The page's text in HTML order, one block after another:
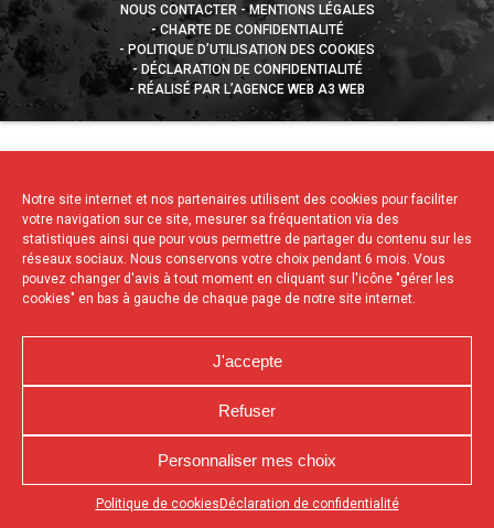
Notre site internet et nos partenaires utilisent des cookies pour faciliter
votre navigation sur ce site, mesurer sa fréquentation via des
statistiques ainsi que pour vous permettre de partager du contenu sur les
réseaux sociaux. Nous conservons votre choix pendant 6 mois. Vous
pouvez changer d'avis à tout moment en cliquant sur l'icône "gérer les
cookies" en bas à gauche de chaque page de notre site internet.
J'accepte
Refuser
Personnaliser mes choix
Politique de cookies Déclaration de confidentialité
Appuyez sur le bouton partager en bas de votre
NOUS CONTACTER
MENTIONS LÉGALES
CHARTE DE CONFIDENTIALITÉ
POLITIQUE D’UTILISATION DES COOKIES
DÉCLARATION DE CONFIDENTIALITÉ
RÉALISÉ PAR L’AGENCE WEB A3 WEB